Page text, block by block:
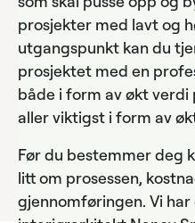
prosjekter med lavt og
utgangspunkt kan du
prosjektet med en
både i form av økt verdi
aller viktigst i form av
Før du bestemmer deg
litt om prosessen,
gjennomføringen. Vi